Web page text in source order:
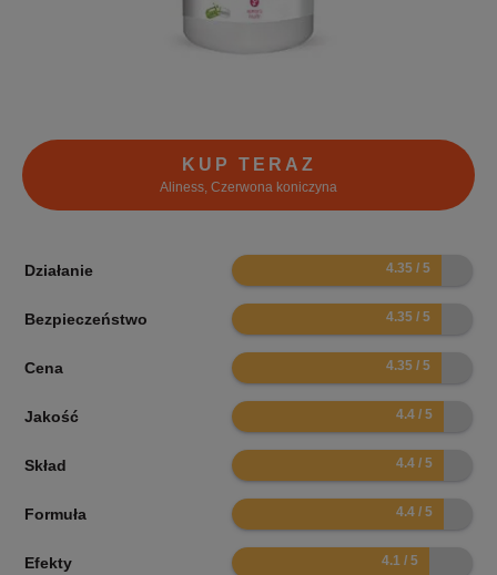
KUP TERAZ
Aliness, Czerwona koniczyna
Działanie 8.7
Bezpieczeństwo 8.7
Cena 8.7
Jakość 8.8
Skład 8.8
Formuła 8.8
Efekty 8.2